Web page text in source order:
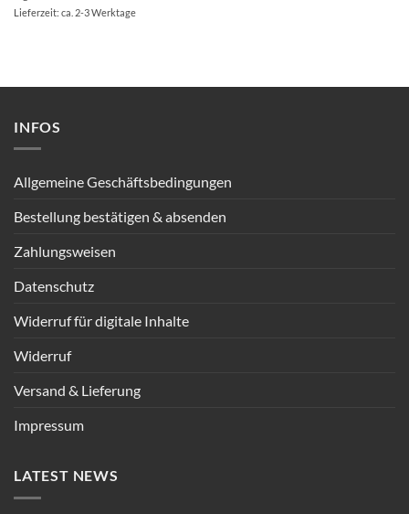
Lieferzeit: ca. 2-3 Werktage
INFOS
Allgemeine Geschäftsbedingungen
Bestellung bestätigen & absenden
Zahlungsweisen
Datenschutz
Widerruf für digitale Inhalte
Widerruf
Versand & Lieferung
Impressum
LATEST NEWS